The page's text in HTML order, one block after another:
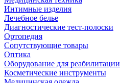
Интимные изделия
Лечебное белье
Диагностические тест-полоски
Ортопедия
Сопутствующие товары
Оптика
Оборудование для реабилитации
Косметические инструменты